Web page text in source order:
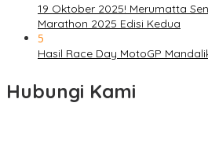
19 Oktober 2025! Merumatta
Marathon 2025 Edisi Kedua
5
Hasil Race Day MotoGP
Hubungi Kami